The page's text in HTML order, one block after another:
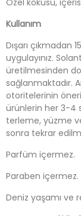
Özel kokusu,
Kullanım
Dışarı
uygulayınız.
üretilmesinden
sağlanmaktadır.
otoritelerinin
ürünlerin her 3-4
terleme, yüzme
sonra tekrar
Parfüm içermez.
Paraben içermez.
Deniz yaşamı ve